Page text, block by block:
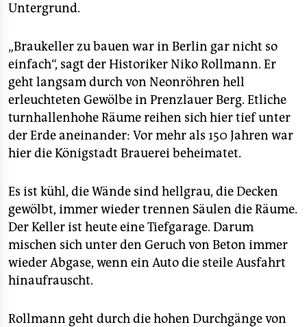
Untergrund.
„Braukeller zu bauen war in Berlin gar nicht so
einfach“, sagt der Historiker Niko Rollmann. Er
geht langsam durch von Neonröhren hell
erleuchteten Gewölbe in Prenzlauer Berg. Etliche
turnhallenhohe Räume reihen sich hier tief unter
der Erde aneinander: Vor mehr als 150 Jahren war
hier die Königstadt Brauerei beheimatet.
Es ist kühl, die Wände sind hellgrau, die Decken
gewölbt, immer wieder trennen Säulen die Räume.
Der Keller ist heute eine Tiefgarage. Darum
mischen sich unter den Geruch von Beton immer
wieder Abgase, wenn ein Auto die steile Ausfahrt
hinaufrauscht.
Rollmann geht durch die hohen Durchgänge von